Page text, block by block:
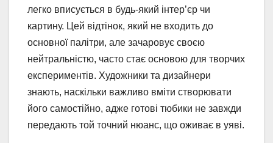
легко вписується в будь-який інтер’єр чи
картину. Цей відтінок, який не входить до
основної палітри, але зачаровує своєю
нейтральністю, часто стає основою для творчих
експериментів. Художники та дизайнери
знають, наскільки важливо вміти створювати
його самостійно, адже готові тюбики не завжди
передають той точний нюанс, що оживає в уяві.